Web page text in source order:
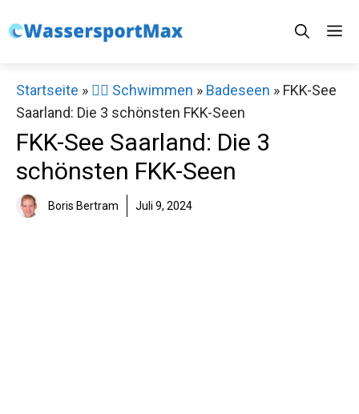
Inhalt
Startseite » 🏊‍♂️ Schwimmen » Badeseen » FKK-See
Saarland: Die 3 schönsten FKK-Seen
FKK-See Saarland: Die 3
schönsten FKK-Seen
Boris Bertram Juli 9, 2024